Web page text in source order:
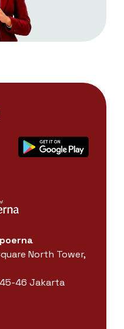
North Tower,
45-46 Jakarta